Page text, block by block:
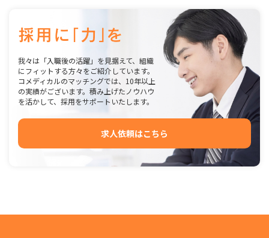
我々は「入職後の活躍」を見据えて、組織
にフィットする方々をご紹介しています。
コメディカルのマッチングでは、10年以上
の実績がございます。積み上げたノウハウ
を活かして、採用をサポートいたします。
求人依頼はこちら